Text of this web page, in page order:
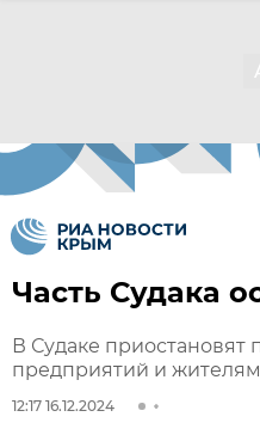
Часть Судака
В Судаке приостановят
предприятий и жителям
12:17 16.12.2024